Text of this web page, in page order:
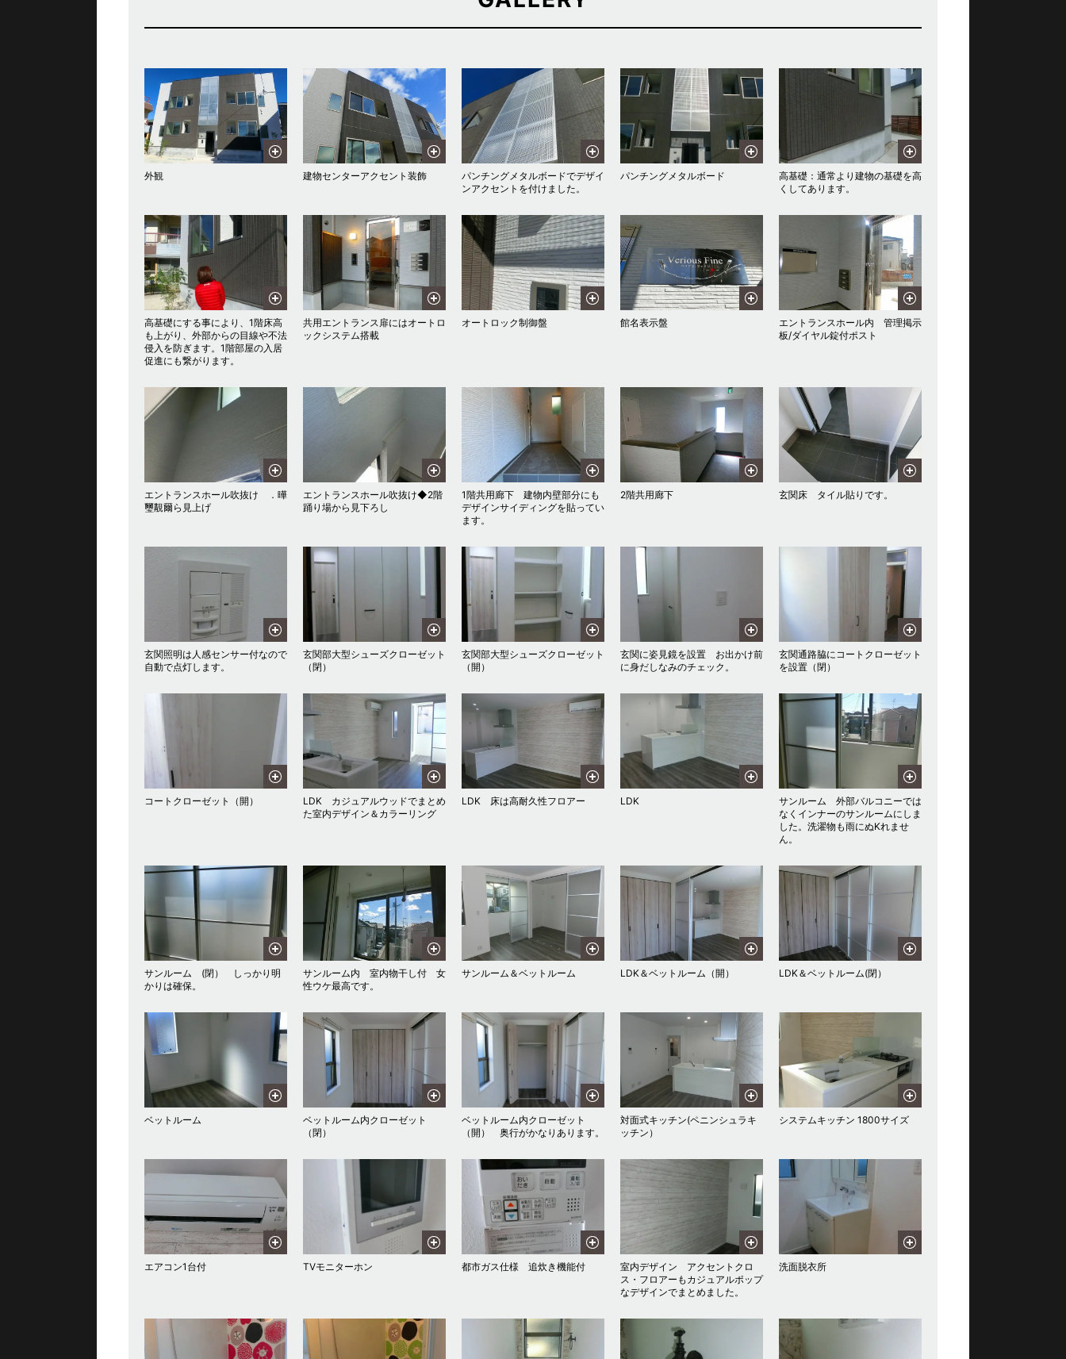
外観 建物センターアクセント装飾
パンチングメタルボードでデザイ
ンアクセントを付けました。
パンチングメタルボード
高基礎：通常より建物の基礎を高
くしてあります。
高基礎にする事により、1階床高
も上がり、外部からの目線や不法
侵入を防ぎます。1階部屋の入居
促進にも繋がります。
共用エントランス扉にはオートロ
ックシステム搭載
オートロック制御盤 館名表示盤
エントランスホール内 管理掲示
板/ダイヤル錠付ポスト
エントランスホール吹抜け ．曄
璽覯爾ら見上げ
エントランスホール吹抜け◆2階
踊り場から見下ろし
1階共用廊下 建物内壁部分にも
デザインサイディングを貼ってい
ます。
2階共用廊下 玄関床 タイル貼りです。
玄関照明は人感センサー付なので
自動で点灯します。
玄関部大型シューズクローゼット
（閉）
玄関部大型シューズクローゼット
（開）
玄関に姿見鏡を設置 お出かけ前
に身だしなみのチェック。
玄関通路脇にコートクローゼット
を設置（閉）
コートクローゼット（開）
LDK カジュアルウッドでまとめ
た室内デザイン＆カラーリング
LDK 床は高耐久性フロアー LDK
サンルーム 外部バルコニーでは
なくインナーのサンルームにしま
した。洗濯物も雨にぬKれませ
ん。
サンルーム (閉） しっかり明
かりは確保。
サンルーム内 室内物干し付 女
性ウケ最高です。
サンルーム＆ベットルーム LDK＆ベットルーム（開） LDK＆ベットルーム(閉）
ベットルーム
ベットルーム内クローゼット
（閉）
ベットルーム内クローゼット
（開） 奥行がかなりあります。
対面式キッチン(ペニンシュラキ
ッチン）
システムキッチン 1800サイズ
エアコン1台付 TVモニターホン 都市ガス仕様 追炊き機能付
室内デザイン アクセントクロ
ス・フロアーもカジュアルポップ
なデザインでまとめました。
洗面脱衣所